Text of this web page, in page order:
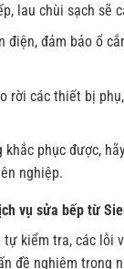
lau chùi sạch sẽ
điện, đảm bảo ổ
rời các thiết bị
khắc phục được,
nghiệp.
vụ sửa bếp từ
tự kiểm tra, các lỗi
đề nghiêm trọng